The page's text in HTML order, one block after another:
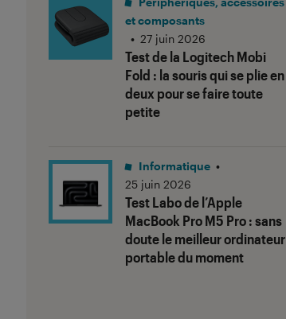
Test de la Logitech Mobi
Fold : la souris qui se plie en
deux pour se faire toute
petite
et composants
• 27 juin 2026
Test Labo de l’Apple
MacBook Pro M5 Pro : sans
doute le meilleur ordinateur
portable du moment
Informatique •
25 juin 2026